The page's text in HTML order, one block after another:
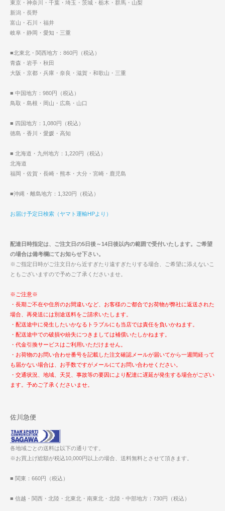
東京・神奈川・千葉・埼玉・茨城・栃木・群馬・山梨
新潟・長野
富山・石川・福井
岐阜・静岡・愛知・三重
■北東北・関西地方：860円（税込）
青森・岩手・秋田
大阪・京都・兵庫・奈良・滋賀・和歌山・三重
■ 中国地方：980円（税込）
鳥取・島根・岡山・広島・山口
■ 四国地方：1,080円（税込）
徳島・香川・愛媛・高知
■ 北海道・九州地方：1,220円（税込）
北海道
福岡・佐賀・長崎・熊本・大分・宮崎・鹿児島
■沖縄・離島地方：1,320円（税込）
お届け予定日検索（ヤマト運輸HPより）
配達日時指定は、ご注文日の5日後～14日後以内の範囲で受付いたします。ご希望
の場合は備考欄にてお知らせ下さい。
※ご指定日時がご注文日から近すぎたり遠すぎたりする場合、ご希望に添えないこ
ともございますので予めご了承くださいませ。
※ご注意※
・長期ご不在や住所のお間違いなど、お客様のご都合でお荷物が弊社に返送された
場合、再発送には別途送料をご請求いたします。
・配送途中に発生したいかなるトラブルにも当店では責任を負いかねます。
・配送途中での破損や紛失につきましては補償いたしかねます。
・代金引換サービスはご利用いただけません。
・お荷物のお問い合わせ番号を記載した注文確認メールが届いてから一週間経って
も届かない場合は、お手数ですがメールにてお問い合わせください。
・交通状況、地域、天災、事故等の要因により配達に遅延が発生する場合がござい
ます。予めご了承くださいませ。
佐川急便
各地域ごとの送料は以下の通りです。
※お買上げ総額が税込10,000円以上の場合、送料無料とさせて頂きます。
■ 関東：660円（税込）
■ 信越・関西・北陸・北東北・南東北・北陸・中部地方：730円（税込）